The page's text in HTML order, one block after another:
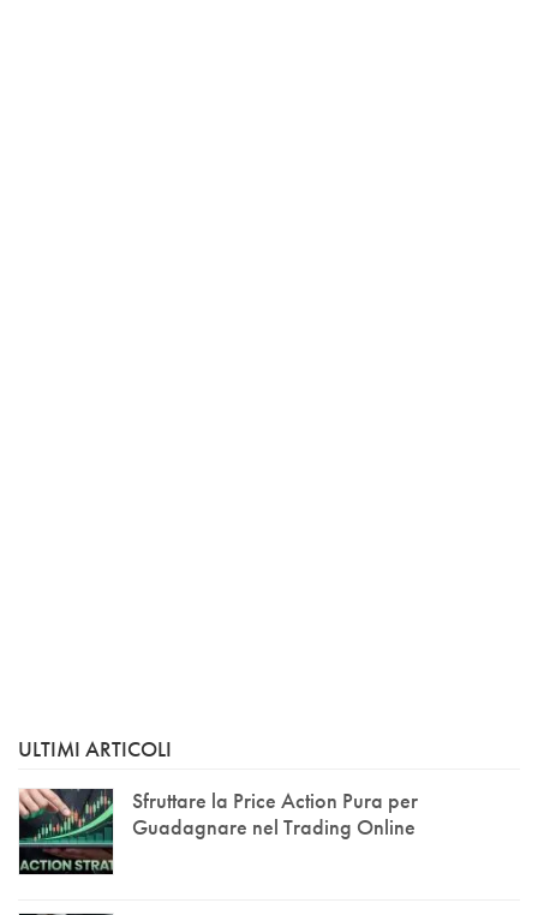
ULTIMI ARTICOLI
Sfruttare la Price Action Pura per
Guadagnare nel Trading Online